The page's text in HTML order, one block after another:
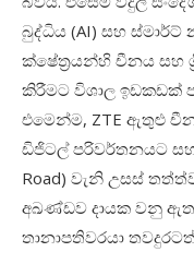
බුද්ධිය (AI) සහ ස්මාර්ට්
ක්ෂේත්රයන්හි චීනය සහ
කිරීමට විශාල ඉඩකඩක්
එමෙන්ම, ZTE ඇතුළු
ඩිජිටල් පරිවර්තනයට
Road) වැනි උසස්
අඛණ්ඩව දායක වනු
තානාපතිවරයා තවදුරටත්